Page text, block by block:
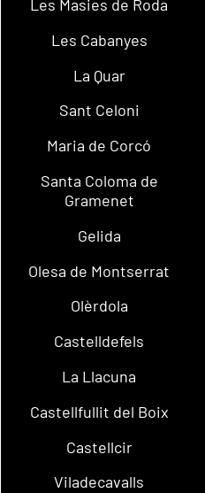
Les Masies de Roda
Les Cabanyes
La Quar
Sant Celoni
Maria de Corcó
Santa Coloma de
Gramenet
Gelida
Olesa de Montserrat
Olèrdola
Castelldefels
La Llacuna
Castellfullit del Boix
Castellcir
Viladecavalls